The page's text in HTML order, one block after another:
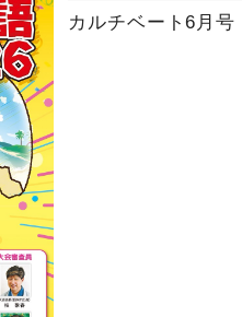
カルチベート6月号